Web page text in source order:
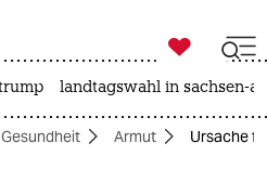
ich
ich

taz zahl ich
landtagswahl in sachsen-
Gesundheit Armut Ursache